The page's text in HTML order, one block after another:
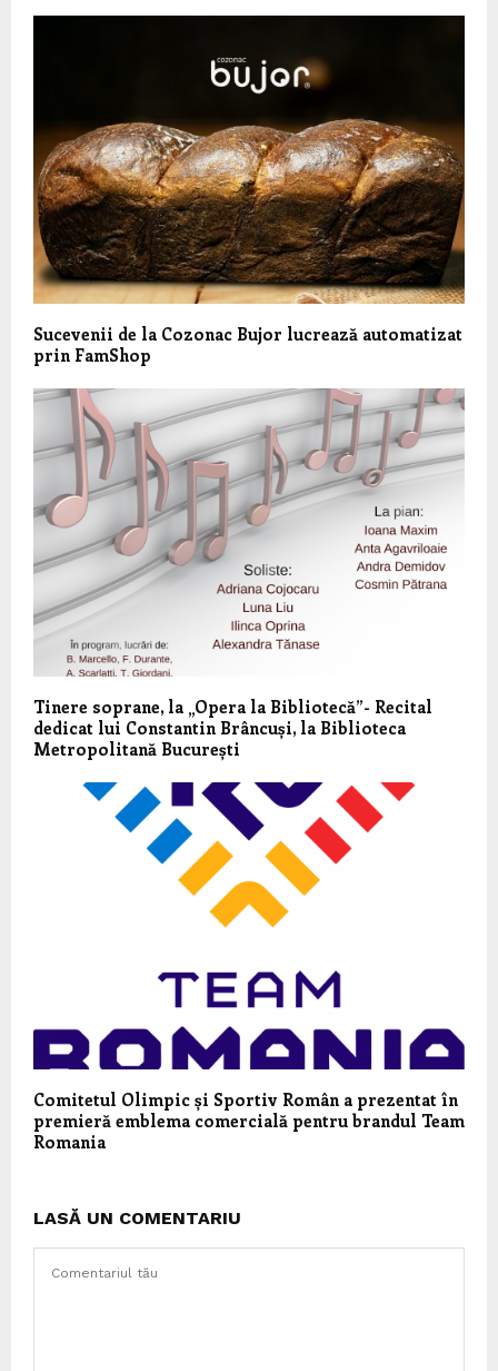
Sucevenii de la Cozonac Bujor lucrează automatizat
prin FamShop
Tinere soprane, la „Opera la Bibliotecă”- Recital
dedicat lui Constantin Brâncuși, la Biblioteca
Metropolitană București
Comitetul Olimpic și Sportiv Român a prezentat în
premieră emblema comercială pentru brandul Team
Romania
LASĂ UN COMENTARIU